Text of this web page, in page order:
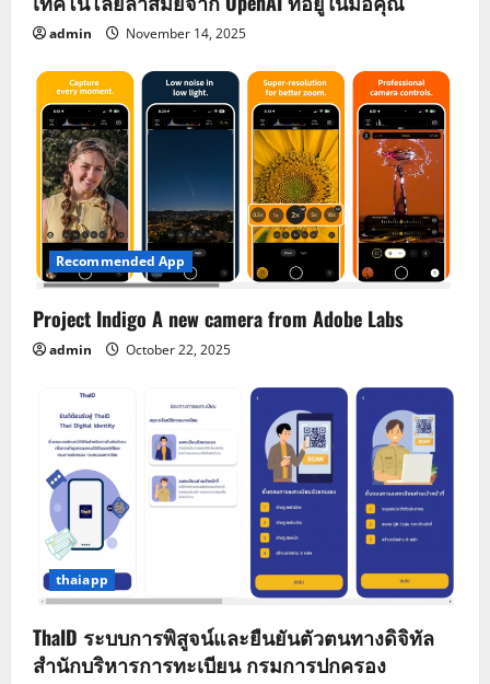
admin November 14, 2025
Recommended App
Project Indigo A new camera from Adobe Labs
admin October 22, 2025
thaiapp
ThaID ระบบการพิสูจน์และยืนยันตัวตนทางดิจิทัล
สำนักบริหารการทะเบียน กรมการปกครอง